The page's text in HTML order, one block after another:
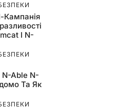
Кампанія
І N-
N-Able N-
Та Як